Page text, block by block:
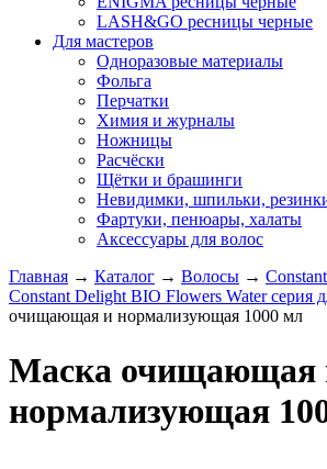
LASH&GO ресницы черные
Для мастеров
Одноразовые материалы
Фольга
Перчатки
Химия и журналы
Ножницы
Расчёски
Щётки и брашинги
Невидимки, шпильки,
Фартуки, пенюары, халаты
Аксессуары для волос
Главная → Каталог → Волосы →
Constant Delight BIO Flowers Water серия
очищающая и нормализующая 1000 мл
Маска очищающая
нормализующая